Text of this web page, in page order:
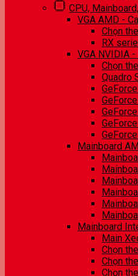
CPU,
VGA AMD -
Chọn
RX
VGA NVIDIA -
Chọn
Quadro
Mainboard
Mainboard
Main
Chọn
Chọn
Chọn